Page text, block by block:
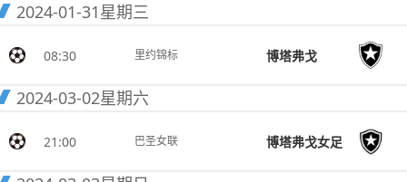
2024-01-31星期三
08:30 里约锦标 博塔弗戈
2024-03-02星期六
21:00 巴圣女联 博塔弗戈女足